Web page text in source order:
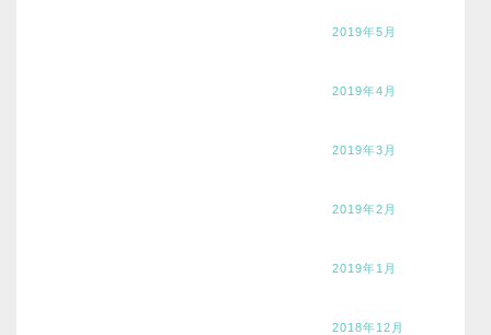
2019年5月
2019年4月
2019年3月
2019年2月
2019年1月
2018年12月